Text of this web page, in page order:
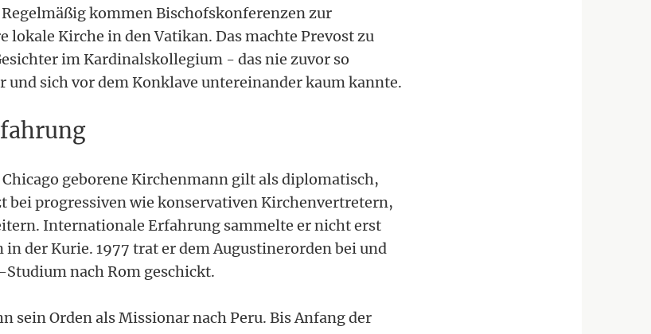
kommen Bischofskonferenzen zur
lokale Kirche in den Vatikan. Das machte Prevost zu
im Kardinalskollegium - das nie zuvor so
und sich vor dem Konklave untereinander kaum kannte.
geborene Kirchenmann gilt als diplomatisch,
bei progressiven wie konservativen Kirchenvertretern,
Internationale Erfahrung sammelte er nicht erst
der Kurie. 1977 trat er dem Augustinerorden bei und
nach Rom geschickt.
sein Orden als Missionar nach Peru. Bis Anfang der